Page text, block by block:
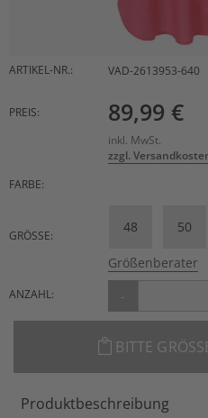
ARTIKEL-NR.: VAD-2613953-640
PREIS: 89,99 €
inkl. MwSt.
zzgl.
FARBE:
GRÖSSE:
48 50
Größenberater
ANZAHL: -
BITTE
Produktbeschreibung